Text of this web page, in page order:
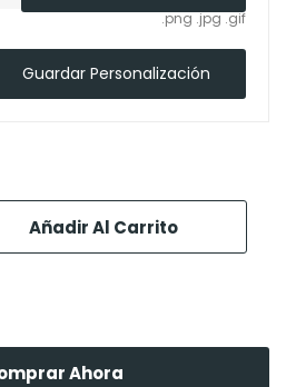
.png .jpg .gif
Guardar Personalización
Añadir Al Carrito
Ahora